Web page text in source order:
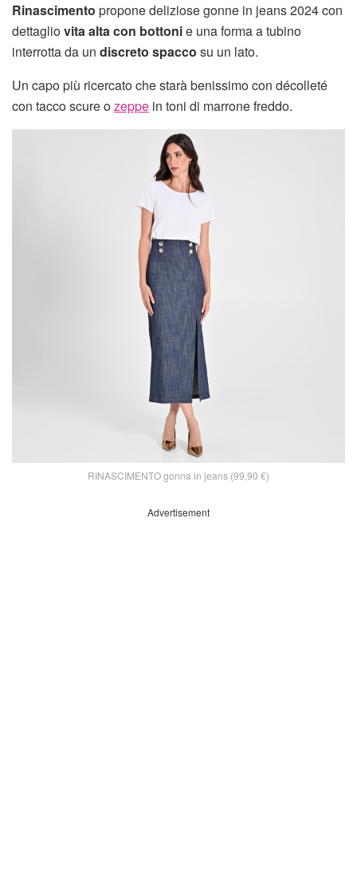
Rinascimento propone deliziose gonne in jeans 2024 con
dettagliovita alta con bottonie una forma a tubino
interrotta da un discreto spacco su un lato.
Un capo più ricercato che starà benissimo con décolleté
con tacco scure ozeppe in toni di marrone freddo.
RINASCIMENTO gonna in jeans (99,90 €)
Advertisement